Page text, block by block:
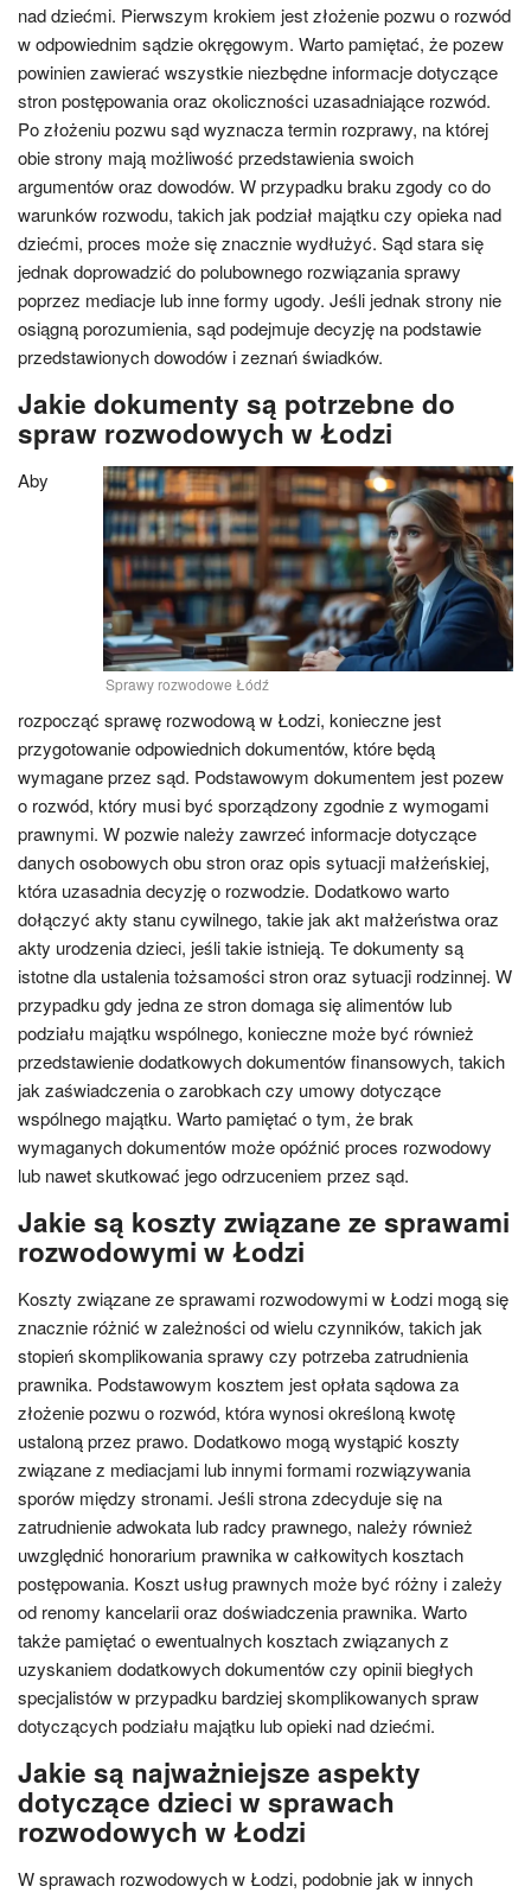
nad dziećmi. Pierwszym krokiem jest złożenie pozwu o rozwód
w odpowiednim sądzie okręgowym. Warto pamiętać, że pozew
powinien zawierać wszystkie niezbędne informacje dotyczące
stron postępowania oraz okoliczności uzasadniające rozwód.
Po złożeniu pozwu sąd wyznacza termin rozprawy, na której
obie strony mają możliwość przedstawienia swoich
argumentów oraz dowodów. W przypadku braku zgody co do
warunków rozwodu, takich jak podział majątku czy opieka nad
dziećmi, proces może się znacznie wydłużyć. Sąd stara się
jednak doprowadzić do polubownego rozwiązania sprawy
poprzez mediacje lub inne formy ugody. Jeśli jednak strony nie
osiągną porozumienia, sąd podejmuje decyzję na podstawie
przedstawionych dowodów i zeznań świadków.
Jakie dokumenty są potrzebne do
spraw rozwodowych w Łodzi
Sprawy rozwodowe Łódź
Aby
rozpocząć sprawę rozwodową w Łodzi, konieczne jest
przygotowanie odpowiednich dokumentów, które będą
wymagane przez sąd. Podstawowym dokumentem jest pozew
o rozwód, który musi być sporządzony zgodnie z wymogami
prawnymi. W pozwie należy zawrzeć informacje dotyczące
danych osobowych obu stron oraz opis sytuacji małżeńskiej,
która uzasadnia decyzję o rozwodzie. Dodatkowo warto
dołączyć akty stanu cywilnego, takie jak akt małżeństwa oraz
akty urodzenia dzieci, jeśli takie istnieją. Te dokumenty są
istotne dla ustalenia tożsamości stron oraz sytuacji rodzinnej. W
przypadku gdy jedna ze stron domaga się alimentów lub
podziału majątku wspólnego, konieczne może być również
przedstawienie dodatkowych dokumentów finansowych, takich
jak zaświadczenia o zarobkach czy umowy dotyczące
wspólnego majątku. Warto pamiętać o tym, że brak
wymaganych dokumentów może opóźnić proces rozwodowy
lub nawet skutkować jego odrzuceniem przez sąd.
Jakie są koszty związane ze sprawami
rozwodowymi w Łodzi
Koszty związane ze sprawami rozwodowymi w Łodzi mogą się
znacznie różnić w zależności od wielu czynników, takich jak
stopień skomplikowania sprawy czy potrzeba zatrudnienia
prawnika. Podstawowym kosztem jest opłata sądowa za
złożenie pozwu o rozwód, która wynosi określoną kwotę
ustaloną przez prawo. Dodatkowo mogą wystąpić koszty
związane z mediacjami lub innymi formami rozwiązywania
sporów między stronami. Jeśli strona zdecyduje się na
zatrudnienie adwokata lub radcy prawnego, należy również
uwzględnić honorarium prawnika w całkowitych kosztach
postępowania. Koszt usług prawnych może być różny i zależy
od renomy kancelarii oraz doświadczenia prawnika. Warto
także pamiętać o ewentualnych kosztach związanych z
uzyskaniem dodatkowych dokumentów czy opinii biegłych
specjalistów w przypadku bardziej skomplikowanych spraw
dotyczących podziału majątku lub opieki nad dziećmi.
Jakie są najważniejsze aspekty
dotyczące dzieci w sprawach
rozwodowych w Łodzi
W sprawach rozwodowych w Łodzi, podobnie jak w innych